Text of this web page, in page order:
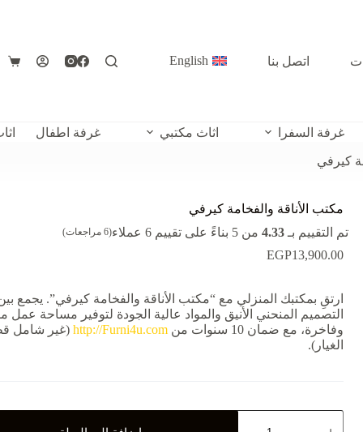
اتصل بنا English
غرفة السفرا اثاث مكتبي غرفة اطفال
كيرفي
مكتب الأناقة والفخامة كيرفي
تم التقييم بـ 4.33 من 5 بناءً على تقييم 6 عملاء(
6 مراجعات)
EGP13,900.00
ارتقِ بمكتبك المنزلي مع “مكتب الأناقة والفخامة كيرفي”. يجمع
التصميم المنحني الأنيق والمواد عالية الجودة لتوفير مساحة عمل
وفاخرة، مع ضمان 10 سنوات من
http://Furni4u.com (غير شامل
الغيار).